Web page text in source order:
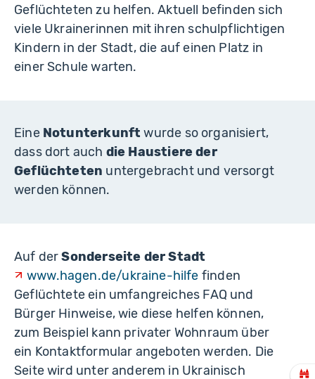
Geflüchteten zu helfen. Aktuell befinden sich
viele Ukrainerinnen mit ihren schulpflichtigen
Kindern in der Stadt, die auf einen Platz in
einer Schule warten.
Eine Notunterkunftwurde so organisiert,
dass dort auch die Haustiere der
Geflüchteten untergebracht und versorgt
werden können.
Auf derSonderseite der Stadt
www.hagen.de/ukraine-hilfe finden
Geflüchtete ein umfangreiches FAQ und
Bürger Hinweise, wie diese helfen können,
zum Beispiel kann privater Wohnraum über
ein Kontaktformular angeboten werden. Die
Seite wird unter anderem in Ukrainisch